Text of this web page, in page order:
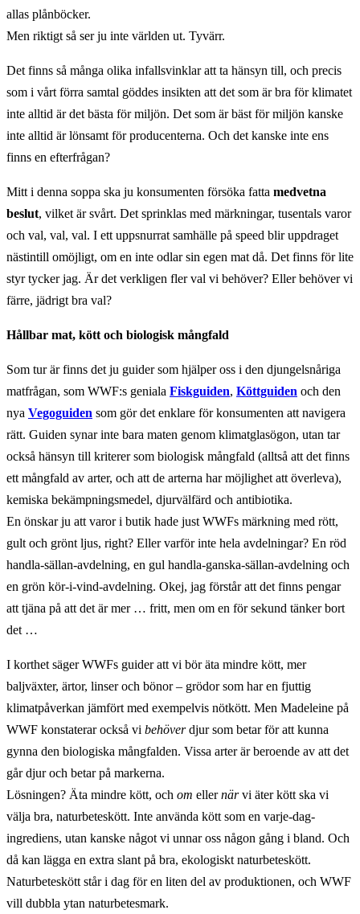
allas plånböcker.
Men riktigt så ser ju inte världen ut. Tyvärr.
Det finns så många olika infallsvinklar att ta hänsyn till, och precis
som i vårt förra samtal göddes insikten att det som är bra för klimatet
inte alltid är det bästa för miljön. Det som är bäst för miljön kanske
inte alltid är lönsamt för producenterna. Och det kanske inte ens
finns en efterfrågan?
Mitt i denna soppa ska ju konsumenten försöka fatta medvetna
beslut, vilket är svårt. Det sprinklas med märkningar, tusentals varor
och val, val, val. I ett uppsnurrat samhälle på speed blir uppdraget
nästintill omöjligt, om en inte odlar sin egen mat då. Det finns för lite
styr tycker jag. Är det verkligen fler val vi behöver? Eller behöver vi
färre, jädrigt bra val?
Hållbar mat, kött och biologisk mångfald
Som tur är finns det ju guider som hjälper oss i den djungelsnåriga
matfrågan, som WWF:s geniala Fiskguiden, Köttguiden och den
nya Vegoguiden som gör det enklare för konsumenten att navigera
rätt. Guiden synar inte bara maten genom klimatglasögon, utan tar
också hänsyn till kriterer som biologisk mångfald (alltså att det finns
ett mångfald av arter, och att de arterna har möjlighet att överleva),
kemiska bekämpningsmedel, djurvälfärd och antibiotika.
En önskar ju att varor i butik hade just WWFs märkning med rött,
gult och grönt ljus, right? Eller varför inte hela avdelningar? En röd
handla-sällan-avdelning, en gul handla-ganska-sällan-avdelning och
en grön kör-i-vind-avdelning. Okej, jag förstår att det finns pengar
att tjäna på att det är mer … fritt, men om en för sekund tänker bort
det …
I korthet säger WWFs guider att vi bör äta mindre kött, mer
baljväxter, ärtor, linser och bönor – grödor som har en fjuttig
klimatpåverkan jämfört med exempelvis nötkött. Men Madeleine på
WWF konstaterar också vi behöverdjur som betar för att kunna
gynna den biologiska mångfalden. Vissa arter är beroende av att det
går djur och betar på markerna.
Lösningen? Äta mindre kött, och om ellernärvi äter kött ska vi
välja bra, naturbeteskött. Inte använda kött som en varje-dag-
ingrediens, utan kanske något vi unnar oss någon gång i bland. Och
då kan lägga en extra slant på bra, ekologiskt naturbeteskött.
Naturbeteskött står i dag för en liten del av produktionen, och WWF
vill dubbla ytan naturbetesmark.